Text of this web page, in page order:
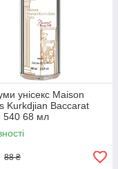
унісекс Maison
Kurkdjian Baccarat
540 68 мл
88 ₴